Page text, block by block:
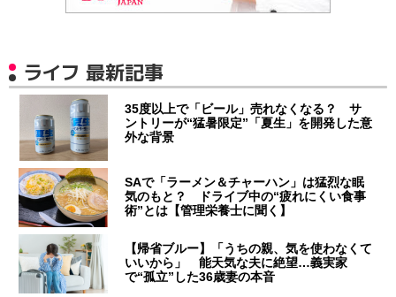
ライフ 最新記事
35度以上で「ビール」売れなくなる？ サ
ントリーが“猛暑限定”「夏生」を開発した意
外な背景
SAで「ラーメン＆チャーハン」は猛烈な眠
気のもと？ ドライブ中の“疲れにくい食事
術”とは【管理栄養士に聞く】
【帰省ブルー】「うちの親、気を使わなくて
いいから」 能天気な夫に絶望…義実家
で“孤立”した36歳妻の本音